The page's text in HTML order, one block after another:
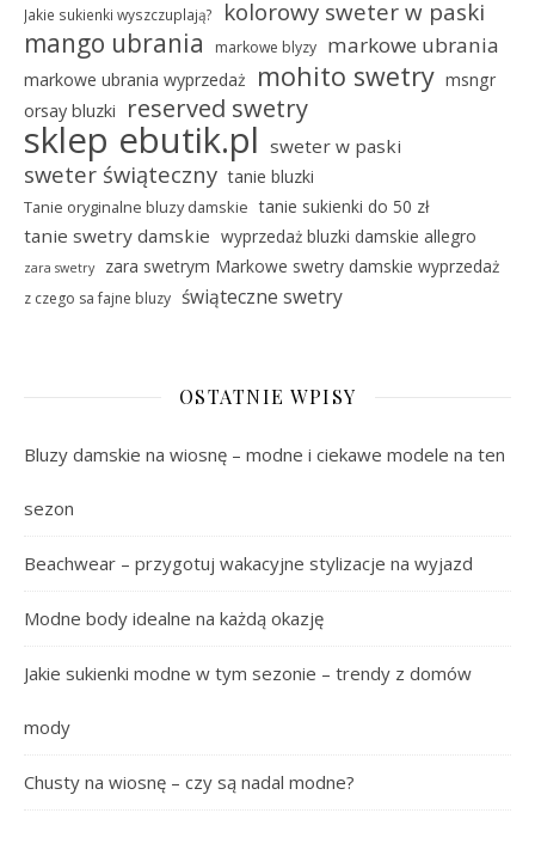
Jakie sukienki wyszczuplają? kolorowy sweter w paski
mango ubrania markowe blyzy markowe ubrania
markowe ubrania wyprzedaż mohito swetry msngr
orsay bluzki
reserved swetry
sklep ebutik.pl sweter w paski
sweter świąteczny tanie bluzki
Tanie oryginalne bluzy damskie tanie sukienki do 50 zł
tanie swetry damskie wyprzedaż bluzki damskie allegro
zara swetry zara swetrym Markowe swetry damskie wyprzedaż
z czego sa fajne bluzy świąteczne swetry
OSTATNIE WPISY
Bluzy damskie na wiosnę – modne i ciekawe modele na ten
sezon
Beachwear – przygotuj wakacyjne stylizacje na wyjazd
Modne body idealne na każdą okazję
Jakie sukienki modne w tym sezonie – trendy z domów
mody
Chusty na wiosnę – czy są nadal modne?